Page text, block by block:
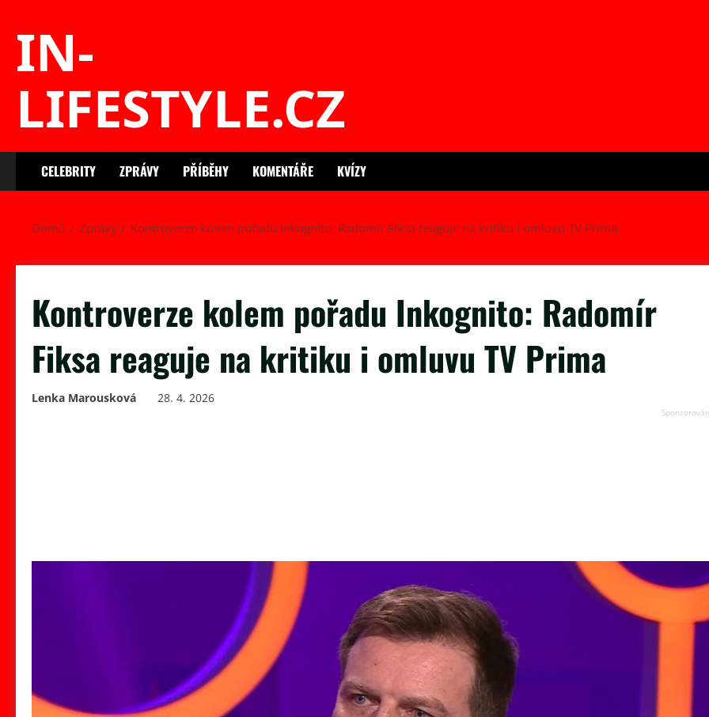
IN-
LIFESTYLE.CZ
CELEBRITY ZPRÁVY PŘÍBĚHY KOMENTÁŘE KVÍZY
Domů Zprávy Kontroverze kolem pořadu Inkognito: Radomír Fiksa reaguje na kritiku i omluvu TV Prima
Kontroverze kolem pořadu Inkognito: Radomír
Fiksa reaguje na kritiku i omluvu TV Prima
Lenka Marousková 28. 4. 2026